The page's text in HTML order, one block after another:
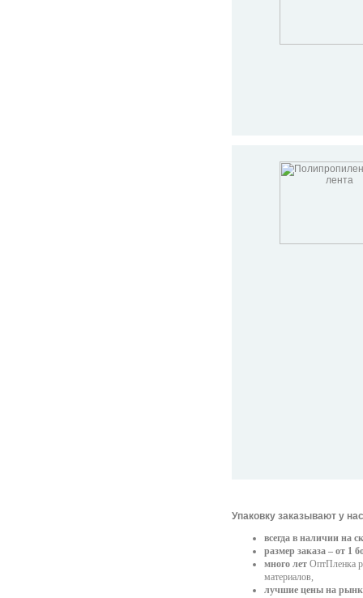
Упаковку заказывают у
всегда в наличии на
размер заказа – от 1
много лет ОптПленка
материалов,
лучшие цены на